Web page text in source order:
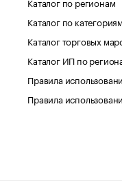
Каталог по категориям
Каталог торговых
Каталог ИП по
Правила
Правила